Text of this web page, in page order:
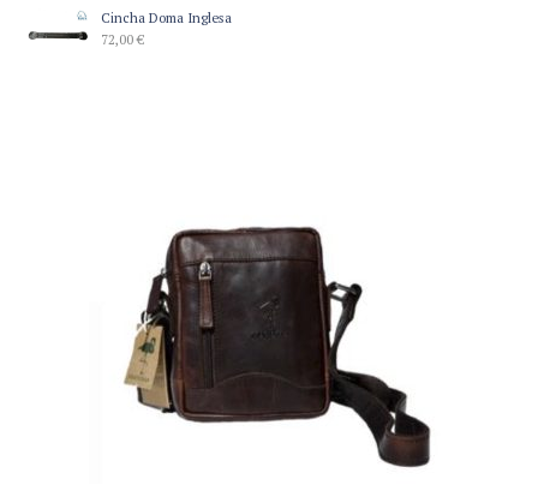
Cincha Doma Inglesa
72,00€